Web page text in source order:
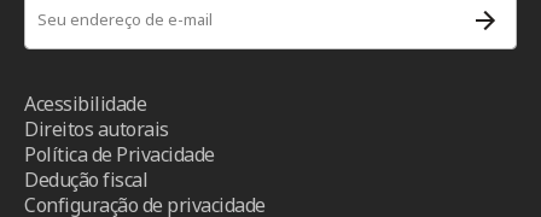
Acessibilidade
Direitos autorais
Política de Privacidade
Dedução fiscal
Configuração de privacidade